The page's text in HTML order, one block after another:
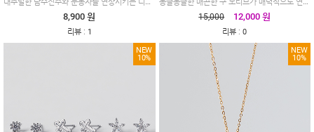
8,900 원
리뷰: 1
15,000
12,000 원
리뷰 :0
NEW
10%
NEW
10%